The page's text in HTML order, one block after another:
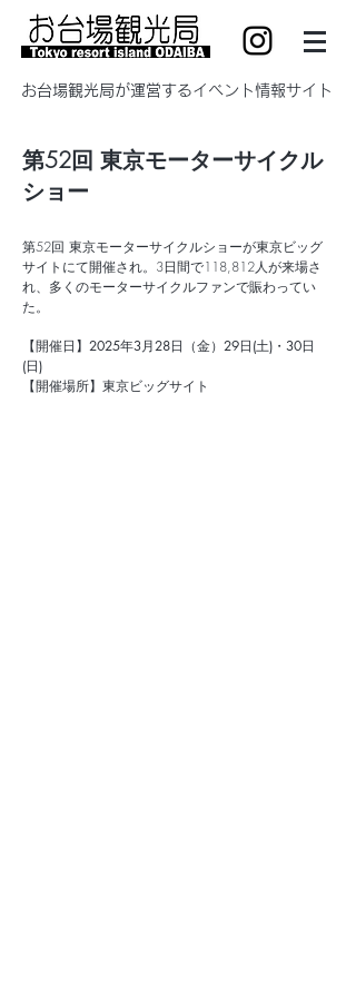
​お台場観光局が運営するイベント情報サイト
第52回 東京モーターサイクル
ショー
第52回 東京モーターサイクルショーが東京ビッグ
サイトにて開催され。3日間で118,812人が来場さ
れ、多くのモーターサイクルファンで賑わってい
た。
【開催日】 2025年3月28日（金）29日(土)・30日
(日)
【開催場所】東京ビッグサイト